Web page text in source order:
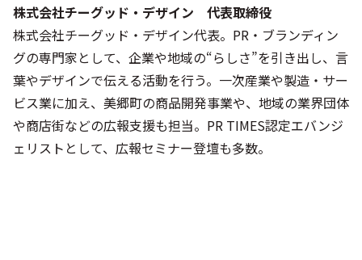
株式会社チーグッド・デザイン 代表取締役
​株式会社チーグッド・デザイン代表。PR・ブランディン
グの専門家として、企業や地域の“らしさ”を引き出し、言
葉やデザインで伝える活動を行う。一次産業や製造・サー
ビス業に加え、美郷町の商品開発事業や、地域の業界団体
や商店街などの広報支援も担当。PR TIMES認定エバンジ
ェリストとして、広報セミナー登壇も多数。